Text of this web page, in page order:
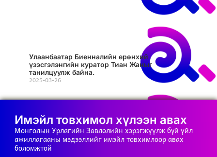
Улаанбаатар Биенналийн ерөнхий
үзэсгэлэнгийн куратор Тиан Жаныг
танилцуулж байна.
2025-03-26
Имэйл товхимол хүлээн авах
Монголын Урлагийн Зөвлөлийн хэрэгжүүлж буй үйл
ажиллагааны мэдээллийг имэйл товхимлоор авах
боломжтой